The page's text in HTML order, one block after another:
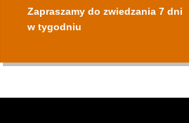
Zapraszamy do zwiedzania 7 dni
w tygodniu